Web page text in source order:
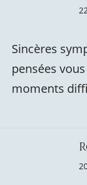
Sincères
pensées
moments